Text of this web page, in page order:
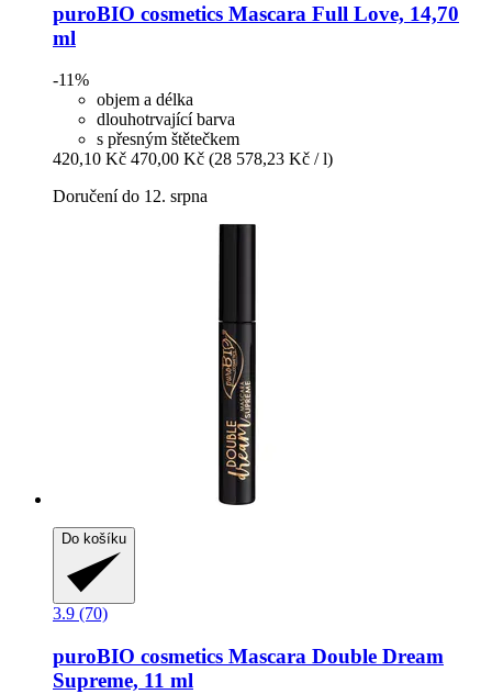
puroBIO cosmetics Mascara Full Love, 14,70
ml
-11%
objem a délka
dlouhotrvající barva
s přesným štětečkem
420,10 Kč 470,00 Kč (28 578,23 Kč / l)
Doručení do 12. srpna
Do košíku
3.9 (70)
puroBIO cosmetics Mascara Double Dream
Supreme, 11 ml